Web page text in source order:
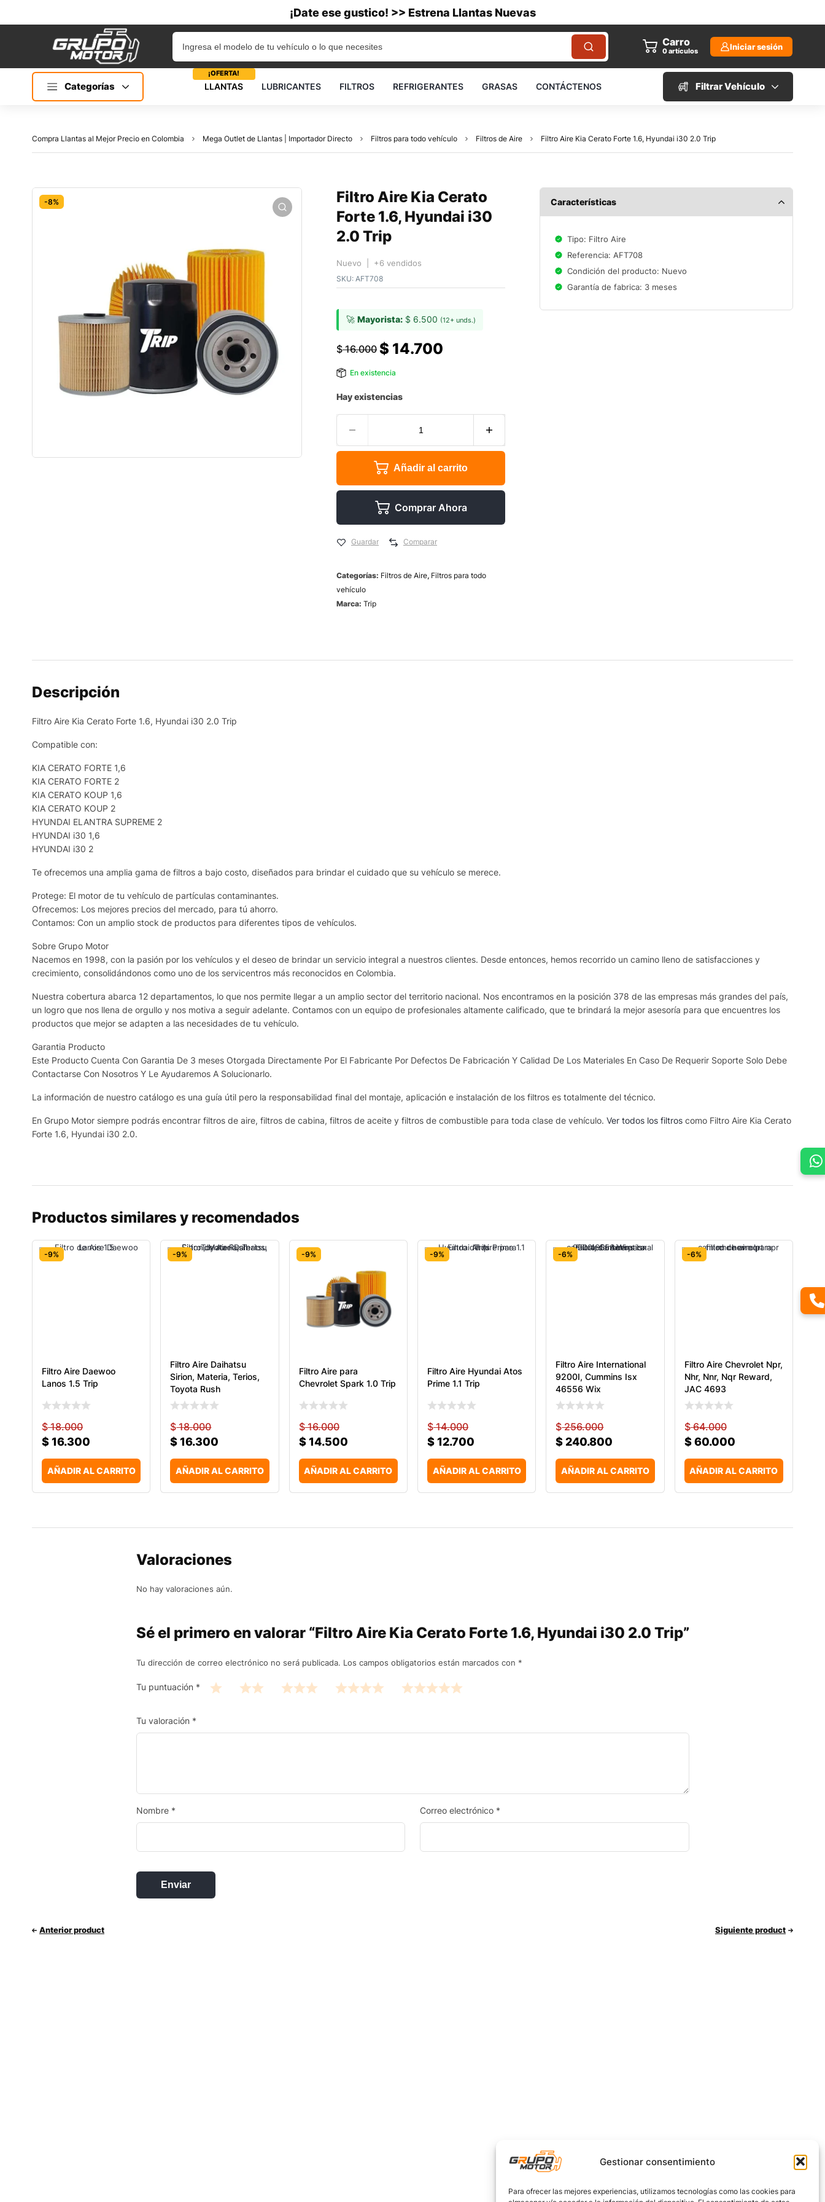
Gestionar consentimiento
Para ofrecer las mejores experiencias, utilizamos tecnologías como las cookies para
¡Date ese gustico! >> Estrena Llantas Nuevas
Carro
0artículos Iniciar sesión
Categorías LLANTAS
¡OFERTA!
LUBRICANTES FILTROS REFRIGERANTES GRASAS CONTÁCTENOS Filtrar Vehículo
Compra Llantas al Mejor Precio en Colombia Mega Outlet de Llantas | Importador Directo Filtros para todo vehículo Filtros de Aire Filtro Aire Kia Cerato Forte 1.6, Hyundai i30 2.0 Trip
-8%
Filtro Aire Kia Cerato
Forte 1.6, Hyundai i30
2.0 Trip
Nuevo | +6 vendidos
SKU: AFT708
🚀 Mayorista: $ 6.500 (12+ unds.)
$16.000 $ 14.700
En existencia
Hay existencias
Añadir al carrito
Comprar Ahora
Guardar Comparar
Categorías: Filtros de Aire, Filtros para todo
vehículo
Marca: Trip
Características
Tipo: Filtro Aire
Referencia: AFT708
Condición del producto: Nuevo
Garantía de fabrica: 3 meses
Descripción
Filtro Aire Kia Cerato Forte 1.6, Hyundai i30 2.0 Trip
Compatible con:
KIA CERATO FORTE 1,6
KIA CERATO FORTE 2
KIA CERATO KOUP 1,6
KIA CERATO KOUP 2
HYUNDAI ELANTRA SUPREME 2
HYUNDAI i30 1,6
HYUNDAI i30 2
Te ofrecemos una amplia gama de filtros a bajo costo, diseñados para brindar el cuidado que su vehículo se merece.
Protege: El motor de tu vehículo de partículas contaminantes.
Ofrecemos: Los mejores precios del mercado, para tú ahorro.
Contamos: Con un amplio stock de productos para diferentes tipos de vehículos.
Sobre Grupo Motor
Nacemos en 1998, con la pasión por los vehículos y el deseo de brindar un servicio integral a nuestros clientes. Desde entonces, hemos recorrido un camino lleno de satisfacciones y
crecimiento, consolidándonos como uno de los servicentros más reconocidos en Colombia.
Nuestra cobertura abarca 12 departamentos, lo que nos permite llegar a un amplio sector del territorio nacional. Nos encontramos en la posición 378 de las empresas más grandes del país,
un logro que nos llena de orgullo y nos motiva a seguir adelante. Contamos con un equipo de profesionales altamente calificado, que te brindará la mejor asesoría para que encuentres los
productos que mejor se adapten a las necesidades de tu vehículo.
Garantia Producto
Este Producto Cuenta Con Garantia De 3 meses Otorgada Directamente Por El Fabricante Por Defectos De Fabricación Y Calidad De Los Materiales En Caso De Requerir Soporte Solo Debe
Contactarse Con Nosotros Y Le Ayudaremos A Solucionarlo.
La información de nuestro catálogo es una guía útil pero la responsabilidad final del montaje, aplicación e instalación de los filtros es totalmente del técnico.
En Grupo Motor siempre podrás encontrar filtros de aire, filtros de cabina, filtros de aceite y filtros de combustible para toda clase de vehículo. Ver todos los filtros como Filtro Aire Kia Cerato
Forte 1.6, Hyundai i30 2.0.
Productos similares y recomendados
-9%
Filtro Aire Daewoo
Lanos 1.5 Trip
$18.000
$16.300
AÑADIR AL CARRITO
-9%
Filtro Aire Daihatsu
Sirion, Materia, Terios,
Toyota Rush
$18.000
$16.300
AÑADIR AL CARRITO
-9%
Filtro Aire para
Chevrolet Spark 1.0 Trip
$16.000
$14.500
AÑADIR AL CARRITO
-9%
Filtro Aire Hyundai Atos
Prime 1.1 Trip
$14.000
$12.700
AÑADIR AL CARRITO
-6%
Filtro Aire International
9200I, Cummins Isx
46556 Wix
$256.000
$240.800
AÑADIR AL CARRITO
-6%
Filtro Aire Chevrolet Npr,
Nhr, Nnr, Nqr Reward,
JAC 4693
$64.000
$60.000
AÑADIR AL CARRITO
Valoraciones
No hay valoraciones aún.
Sé el primero en valorar “Filtro Aire Kia Cerato Forte 1.6, Hyundai i30 2.0 Trip”
Tu dirección de correo electrónico no será publicada. Los campos obligatorios están marcados con *
Tu puntuación *
Tu valoración *
Nombre * Correo electrónico *
Anterior product Siguiente product